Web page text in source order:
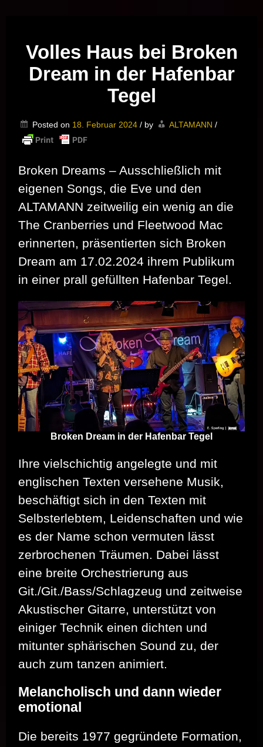
Volles Haus bei Broken
Dream in der Hafenbar
Tegel
Posted on 18. Februar 2024 / by ALTAMANN /
Broken Dreams – Ausschließlich mit
eigenen Songs, die Eve und den
ALTAMANN zeitweilig ein wenig an die
The Cranberries und Fleetwood Mac
erinnerten, präsentierten sich Broken
Dream am 17.02.2024 ihrem Publikum
in einer prall gefüllten Hafenbar Tegel.
Broken Dream in der Hafenbar Tegel
Ihre vielschichtig angelegte und mit
englischen Texten versehene Musik,
beschäftigt sich in den Texten mit
Selbsterlebtem, Leidenschaften und wie
es der Name schon vermuten lässt
zerbrochenen Träumen. Dabei lässt
eine breite Orchestrierung aus
Git./Git./Bass/Schlagzeug und zeitweise
Akustischer Gitarre, unterstützt von
einiger Technik einen dichten und
mitunter sphärischen Sound zu, der
auch zum tanzen animiert.
Melancholisch und dann wieder
emotional
Die bereits 1977 gegründete Formation,